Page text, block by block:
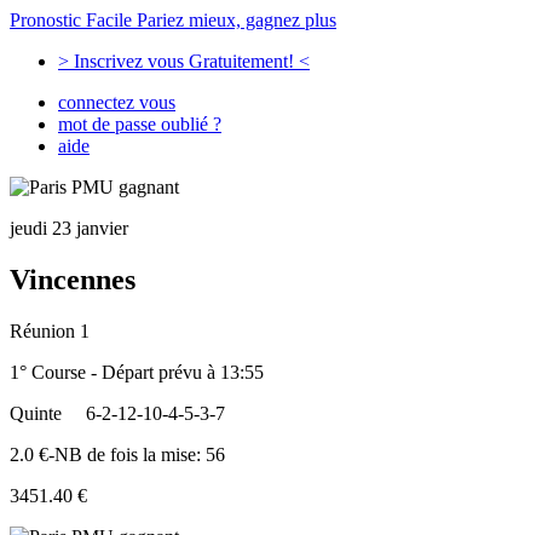
Pronostic Facile Pariez mieux, gagnez plus
> Inscrivez vous Gratuitement! <
connectez vous
mot de passe oublié ?
aide
jeudi 23 janvier
Vincennes
Réunion 1
1° Course - Départ prévu à 13:55
Quinte
6-2-12-10-4-5-3-7
2.0 €-NB de fois la mise: 56
3451.40 €